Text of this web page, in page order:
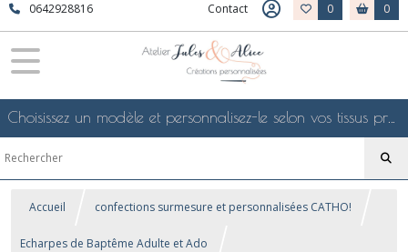
0642928816 Contact 0 0
Choisissez un modèle et personnalisez-le selon vos tissus préférés de mes collections en ligne, je le confectionnerai selon vos souhaits
Accueil confections surmesure et personnalisées CATHO!
Echarpes de Baptême Adulte et Ado